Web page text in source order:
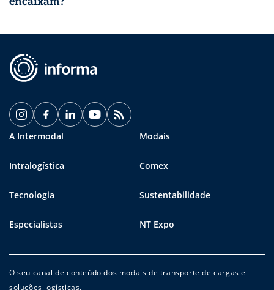
A Intermodal Modais
Intralogística Comex
Tecnologia Sustentabilidade
Especialistas NT Expo
O seu canal de conteúdo dos modais de transporte de cargas e
soluções logísticas.